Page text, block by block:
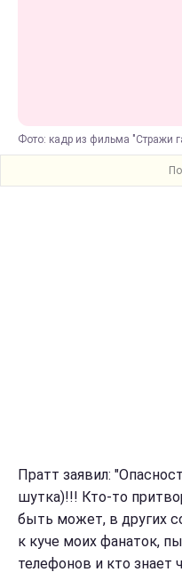
Фото: кадр из фильма "Стражи
Пратт заявил:
шутка)!!! Кто-то
быть может, в других
к куче моих фанаток,
телефонов и кто знает